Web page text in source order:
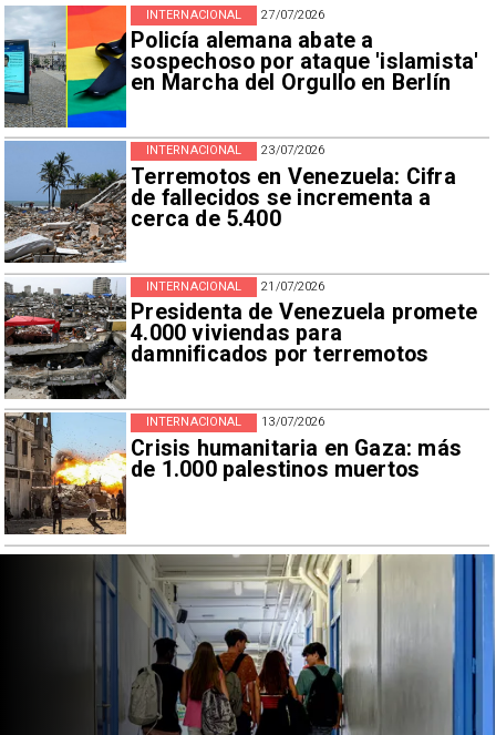
27/07/2026
Policía alemana abate a
sospechoso por ataque 'islamista'
en Marcha del Orgullo en Berlín
INTERNACIONAL
23/07/2026
Terremotos en Venezuela: Cifra
de fallecidos se incrementa a
cerca de 5.400
INTERNACIONAL
21/07/2026
Presidenta de Venezuela promete
4.000 viviendas para
damnificados por terremotos
INTERNACIONAL
13/07/2026
Crisis humanitaria en Gaza: más
de 1.000 palestinos muertos
INTERNACIONAL